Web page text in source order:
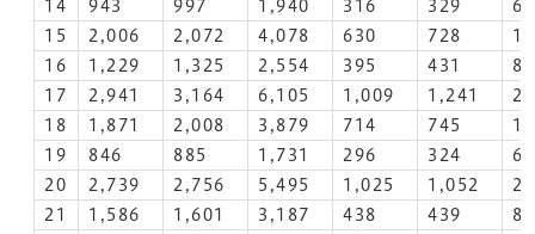
14
943 997 1,940 316 329
15
2,006 2,072 4,078 630 728
16
1,229 1,325 2,554 395 431
17
2,941 3,164 6,105 1,009 1,241
18
1,871 2,008 3,879 714 745
19
846 885 1,731 296 324
20
2,739 2,756 5,495 1,025 1,052
21
1,586 1,601 3,187 438 439